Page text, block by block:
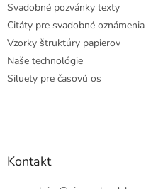
Svadobné pozvánky texty
Citáty pre svadobné oznámenia
Vzorky štruktúry papierov
Naše technológie
Siluety pre časovú os
Kontakt